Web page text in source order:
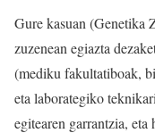
Gure kasuan (Genetika
zuzenean egiazta
(mediku fakultatiboak,
eta laborategiko
egitearen garrantzia,